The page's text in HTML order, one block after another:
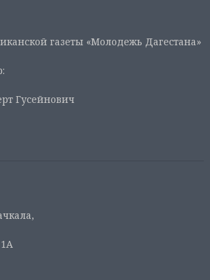
газеты «Молодежь Дагестана»
Гусейнович